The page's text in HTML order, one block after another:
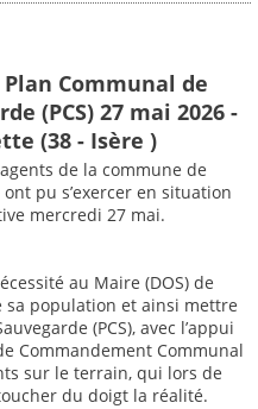
Plan Communal de
(PCS) 27 mai 2026 -
(38 - Isère )
de la commune de
pu s’exercer en situation
mercredi 27 mai.
au Maire (DOS) de
sa population et ainsi mettre
(PCS), avec l’appui
Commandement Communal
sur le terrain, qui lors de
du doigt la réalité.